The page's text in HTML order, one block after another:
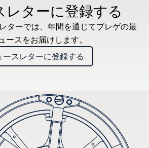
レターに登録する
ターでは、年間を通じてブレゲの最
ースをお届けします。
ースレターに登録する